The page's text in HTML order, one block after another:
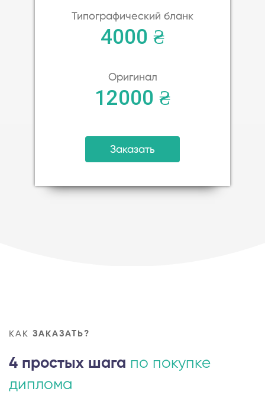
Типографический бланк
4000 ₴
Оригинал
12000 ₴
Заказать
КАК ЗАКАЗАТЬ?
4 простых шага по покупке
диплома